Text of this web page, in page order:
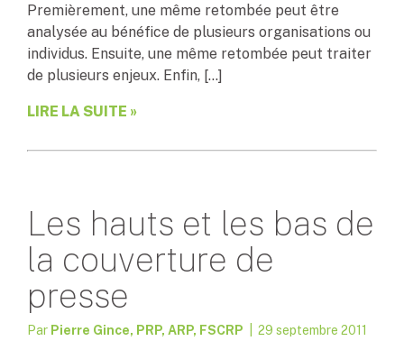
Premièrement, une même retombée peut être
analysée au bénéfice de plusieurs organisations ou
individus. Ensuite, une même retombée peut traiter
de plusieurs enjeux. Enfin, […]
LIRE LA SUITE »
Les hauts et les bas de
la couverture de
presse
Par Pierre Gince, PRP, ARP, FSCRP | 29 septembre 2011